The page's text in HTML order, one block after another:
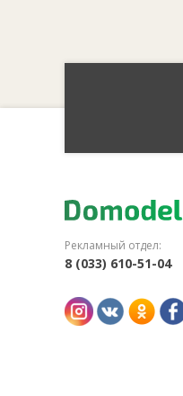
Рекламный отдел:
8 (033) 610-51-04